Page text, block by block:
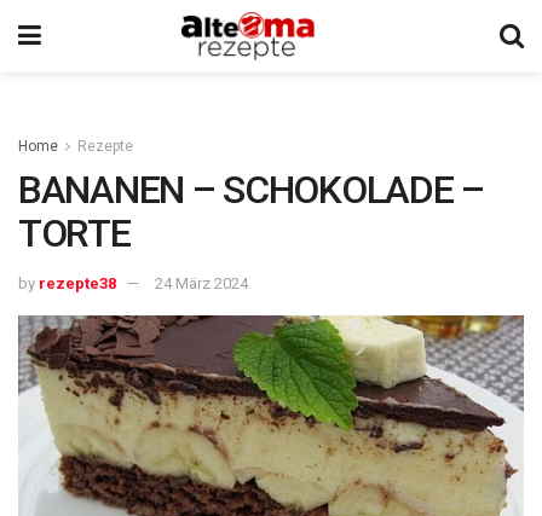
Home Rezepte
BANANEN – SCHOKOLADE –
TORTE
by rezepte38 24 März 2024